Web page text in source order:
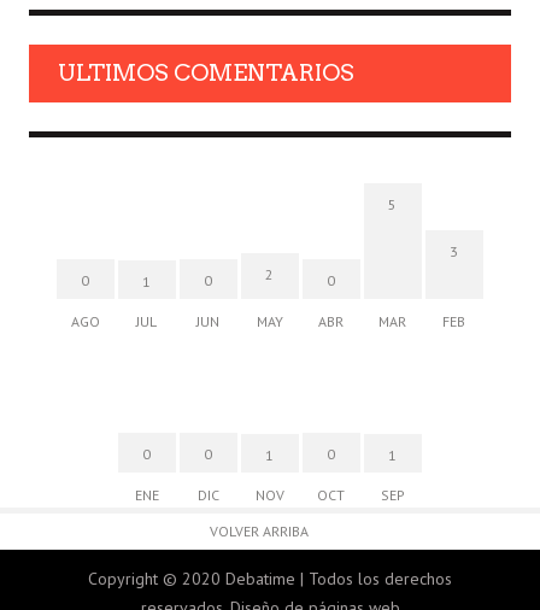
ULTIMOS COMENTARIOS
0
AGO
1
JUL
0
JUN
2
MAY
0
ABR
5
MAR
3
FEB
0
ENE
0
DIC
1
NOV
0
OCT
1
SEP
VOLVER ARRIBA
Copyright © 2020 Debatime | Todos los derechos